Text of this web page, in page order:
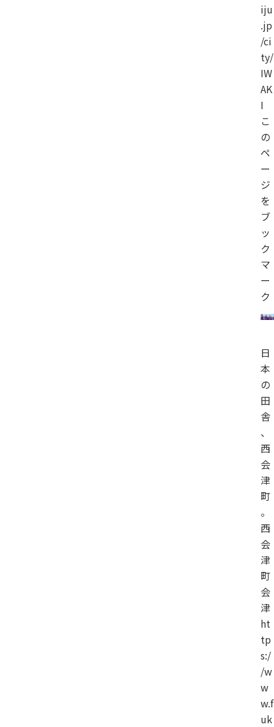
iju
.jp
/ci
ty/
IW
AK
I
こ
の
ペ
ー
ジ
を
ブ
ッ
ク
マ
ー
ク
日
本
の
田
舎
、
西
会
津
町
。
西
会
津
町
会
津
ht
tp
s:/
/w
w
w.f
uk